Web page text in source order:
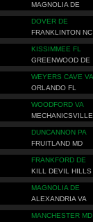
MAGNOLIA DE
DOVER DE
FRANKLINTON NC
KISSIMMEE FL
GREENWOOD DE
WEYERS CAVE VA
ORLANDO FL
WOODFORD VA
DUNCANNON PA
FRUITLAND MD
FRANKFORD DE
KILL DEVIL HILLS
MAGNOLIA DE
ALEXANDRIA VA
MANCHESTER MD